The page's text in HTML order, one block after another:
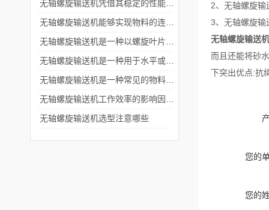
2、无轴螺旋
3、无轴螺旋输
无轴螺旋输送
而且还能将砂
下突出优点:抗
您的
您的
无轴螺旋输送机选型注意哪些